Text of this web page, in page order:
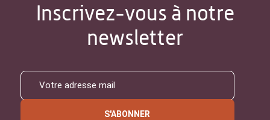
Inscrivez-vous à notre
newsletter
S'ABONNER